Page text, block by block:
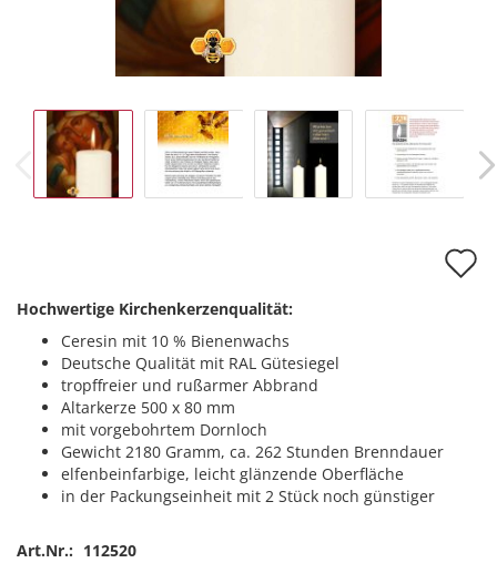
Hochwertige Kirchenkerzenqualität:
Ceresin mit 10 % Bienenwachs
Deutsche Qualität mit RAL Gütesiegel
tropffreier und rußarmer Abbrand
Altarkerze 500 x 80 mm
mit vorgebohrtem Dornloch
Gewicht 2180 Gramm, ca. 262 Stunden Brenndauer
elfenbeinfarbige, leicht glänzende Oberfläche
in der Packungseinheit mit 2 Stück noch günstiger
Art.Nr.: 112520